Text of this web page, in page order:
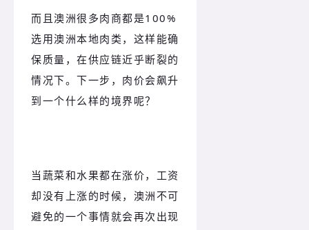
而且澳洲很多肉商都是100%
选用澳洲本地肉类，这样能确
保质量，在供应链近乎断裂的
情况下。 下一步，肉价会飙升
到一个什么样的境界呢？
当蔬菜和水果都在涨价，工资
却没有上涨的时候，澳洲不可
避免的一个事情就会再次出现